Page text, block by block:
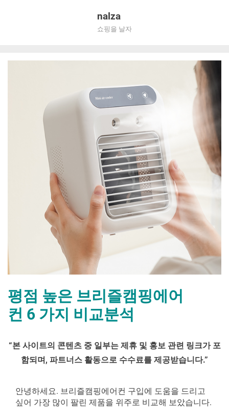
nalza
쇼핑을 날자
평점 높은 브리즐캠핑에어
컨 6 가지 비교분석
on
점
높
리
즐
“본 사이트의 콘텐츠 중 일부는 제휴 및 홍보 관련 링크가 포
함되며, 파트너스 활동으로 수수료를 제공받습니다.”
안녕하세요. 브리즐캠핑에어컨 구입에 도움을 드리고
싶어 가장 많이 팔린 제품을 위주로 비교해 보았습니다.